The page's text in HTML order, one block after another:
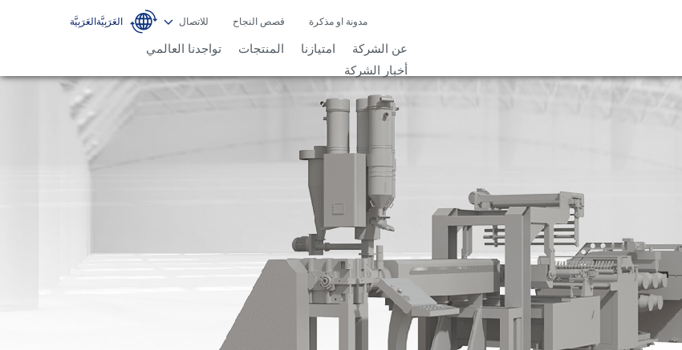
للاتصال قصص النجاح مدونة او مذكرة
عن الشركة امتيازنا المنتجات
تواجدنا العالمي
أخبار الشركة